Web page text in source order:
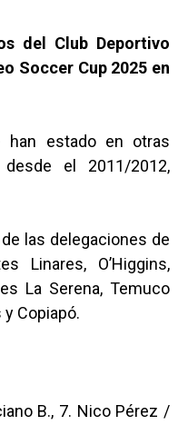
del Club Deportivo
Soccer Cup 2025 en
han estado en otras
el 2011/2012,
las delegaciones de
Linares, O’Higgins,
La Serena, Temuco
y Copiapó.
B., 7. Nico Pérez /